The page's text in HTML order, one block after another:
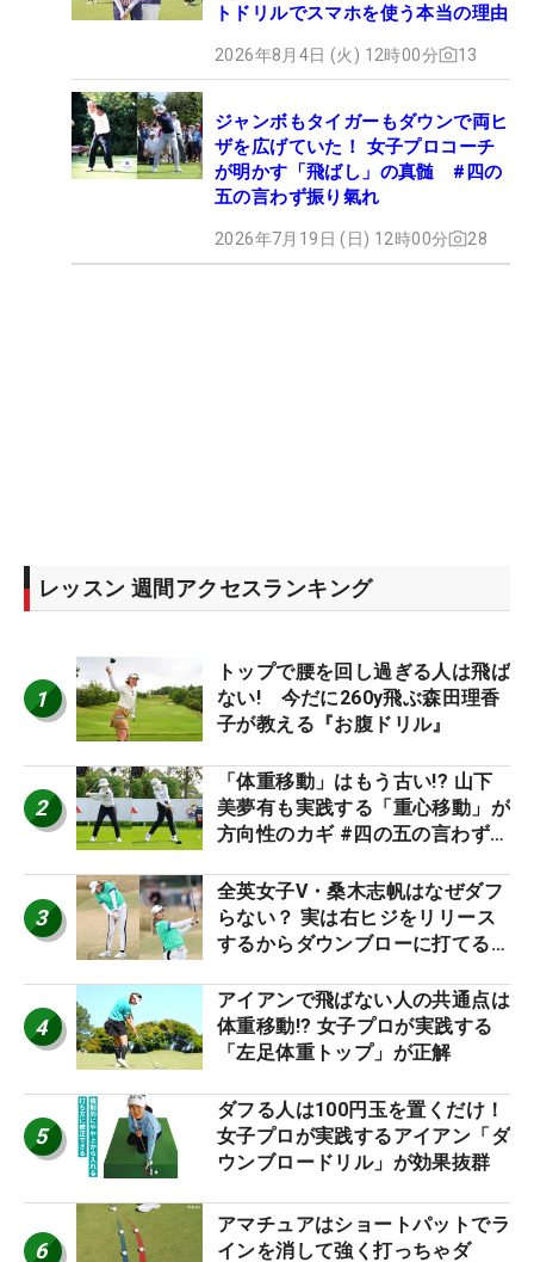
トドリルでスマホを使う本当の理由
2026年8月4日 (火) 12時00分 13
ジャンボもタイガーもダウンで両ヒ
ザを広げていた！ 女子プロコーチ
が明かす「飛ばし」の真髄 #四の
五の言わず振り氣れ
2026年7月19日 (日) 12時00分 28
レッスン 週間アクセスランキング
1
トップで腰を回し過ぎる人は飛ば
ない! 今だに260y飛ぶ森田理香
子が教える『お腹ドリル』
2
「体重移動」はもう古い!? 山下
美夢有も実践する「重心移動」が
方向性のカギ #四の五の言わず振
3
全英女子V・桑木志帆はなぜダフ
らない？ 実は右ヒジをリリース
するからダウンブローに打てる #
4
アイアンで飛ばない人の共通点は
体重移動!? 女子プロが実践する
「左足体重トップ」が正解
5
ダフる人は100円玉を置くだけ！
女子プロが実践するアイアン「ダ
ウンブロードリル」が効果抜群
6
アマチュアはショートパットでラ
インを消して強く打っちゃダ